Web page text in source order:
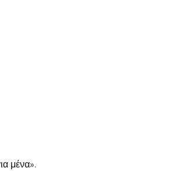
μένα».